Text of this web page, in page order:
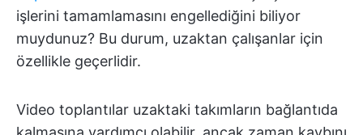
işlerini tamamlamasını engellediğini biliyor
muydunuz? Bu durum, uzaktan çalışanlar için
özellikle geçerlidir.
Video toplantılar uzaktaki takımların bağlantıda